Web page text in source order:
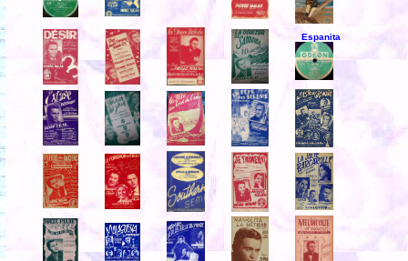
Espanita